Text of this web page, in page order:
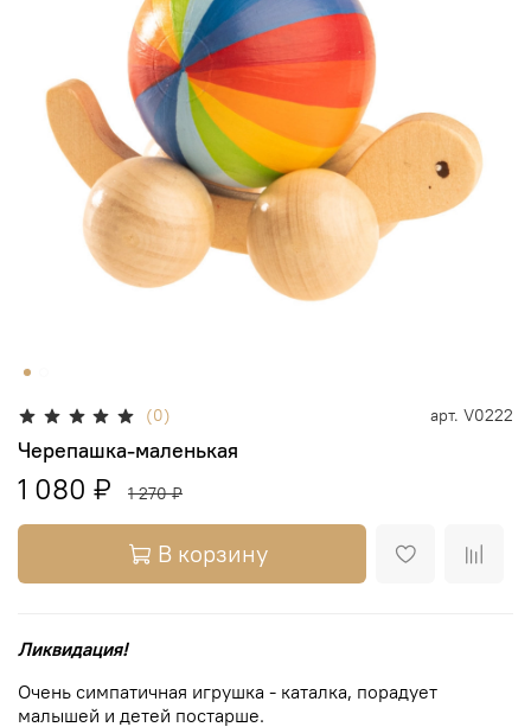
(0) арт. V0222
Черепашка-маленькая
1 080 ₽ 1 270 ₽
В корзину
Ликвидация!
Очень симпатичная игрушка - каталка, порадует
малышей и детей постарше.